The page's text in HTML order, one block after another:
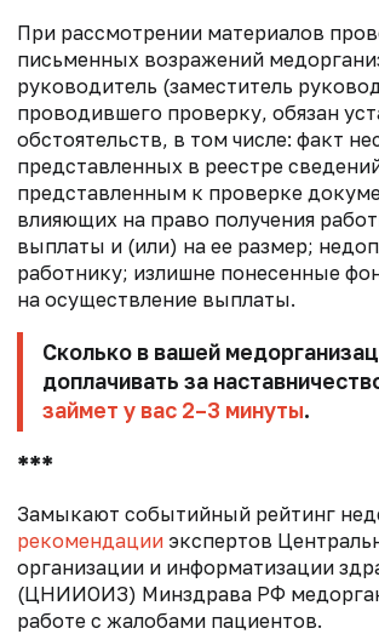
При рассмотрении материалов
письменных возражений
руководитель (заместитель
проводившего проверку, обязан
обстоятельств, в том числе: факт
представленных в реестре
представленным к проверке
влияющих на право получения
выплаты и (или) на ее размер;
работнику; излишне понесенные
на осуществление выплаты.
Сколько в вашей
доплачивать за
займет у вас 2–3 минуты.
***
Замыкают событийный рейтинг
рекомендации экспертов
организации и информатизации
(ЦНИИОИЗ) Минздрава РФ
работе с жалобами пациентов.